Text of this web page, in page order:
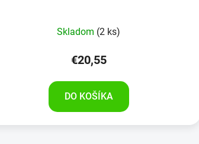
Skladom (2 ks)
€20,55
DO KOŠÍKA